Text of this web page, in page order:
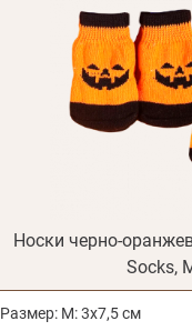
Носки черно-
Socks,
Размер: M: 3х7,5 см